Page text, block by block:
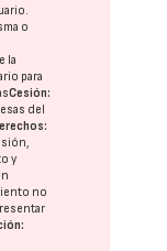
o
la
para
Cesión:
del
y
no